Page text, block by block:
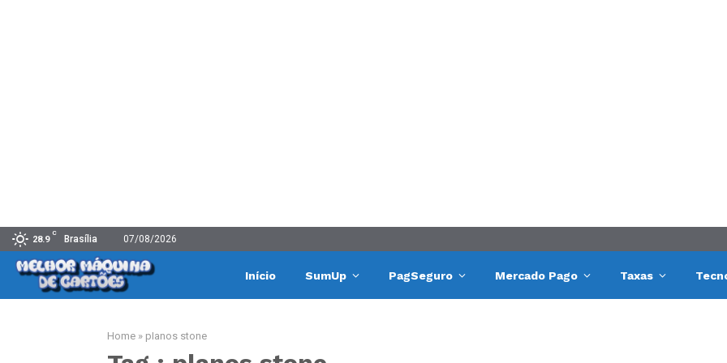
28.9
C
Brasília 07/08/2026
Início SumUp PagSeguro Mercado Pago Taxas
Home » planos stone